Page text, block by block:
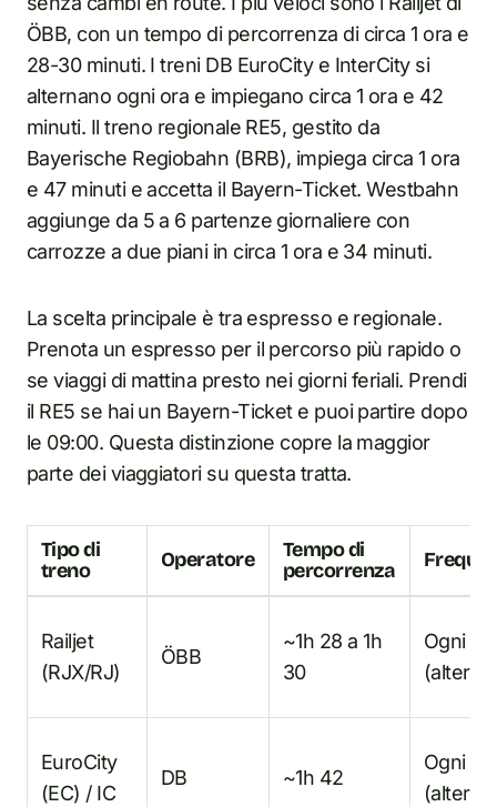
ÖBB, con un tempo di percorrenza di circa 1 ora e
28-30 minuti. I treni DB EuroCity e InterCity si
alternano ogni ora e impiegano circa 1 ora e 42
minuti. Il treno regionale RE5, gestito da
Bayerische Regiobahn (BRB), impiega circa 1 ora
e 47 minuti e accetta il Bayern-Ticket. Westbahn
aggiunge da 5 a 6 partenze giornaliere con
carrozze a due piani in circa 1 ora e 34 minuti.
La scelta principale è tra espresso e regionale.
Prenota un espresso per il percorso più rapido o
se viaggi di mattina presto nei giorni feriali. Prendi
il RE5 se hai un Bayern-Ticket e puoi partire dopo
le 09:00. Questa distinzione copre la maggior
parte dei viaggiatori su questa tratta.
Tipo di
treno
Operatore
Tempo di
percorrenza
Railjet
(RJX/RJ)
ÖBB
~1h 28 a 1h
30
Ogni
EuroCity
(EC) / IC
DB ~1h 42
Ogni